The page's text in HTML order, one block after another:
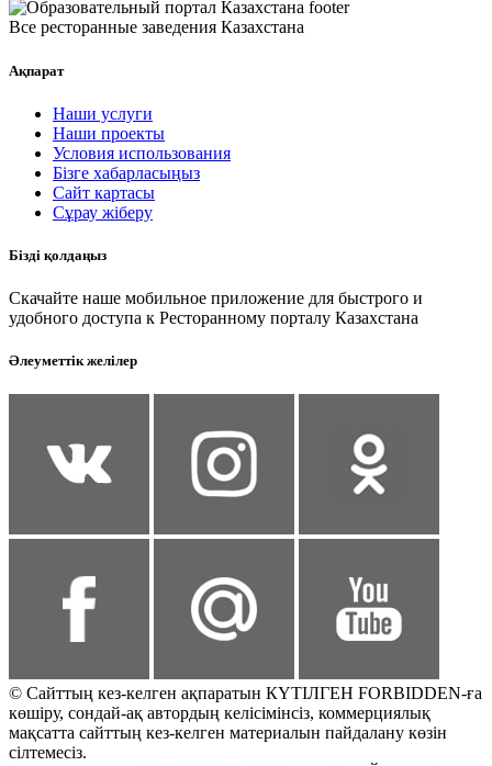
Все ресторанные заведения Казахстана
Ақпарат
Наши услуги
Наши проекты
Условия использования
Бізге хабарласыңыз
Сайт картасы
Сұрау жіберу
Бізді қолдаңыз
Скачайте наше мобильное приложение для быстрого и
удобного доступа к Ресторанному порталу Казахстана
Әлеуметтік желілер
© Сайттың кез-келген ақпаратын КҮТІЛГЕН FORBIDDEN-ға
көшіру, сондай-ақ автордың келісімінсіз, коммерциялық
мақсатта сайттың кез-келген материалын пайдалану көзін
сілтемесіз.